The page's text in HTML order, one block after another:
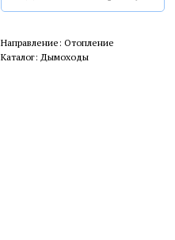
Направление: Отопление
Каталог: Дымоходы